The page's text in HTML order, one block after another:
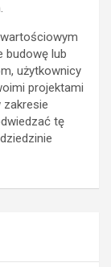
budowę lub
użytkownicy
projektami
tę